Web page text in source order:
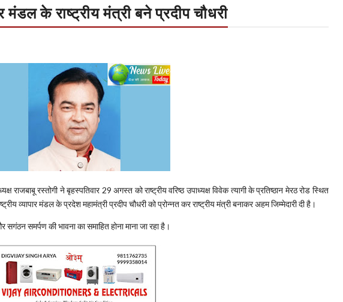
मंडल के राष्ट्रीय मंत्री बने प्रदीप चौधरी
राजबाबू रस्तोगी ने बृहस्पतिवार 29 अगस्त को राष्ट्रीय वरिष्ठ उपाध्यक्ष विवेक त्यागी के प्रतिष्ठान मेरठ रोड स्थित
व्यापार मंडल के प्रदेश महामंत्री प्रदीप चौधरी को प्रोन्नत कर राष्ट्रीय मंत्री बनाकर अहम जिम्मेदारी दी है।
सगंठन समर्पण की भावना का समाहित होना माना जा रहा है।